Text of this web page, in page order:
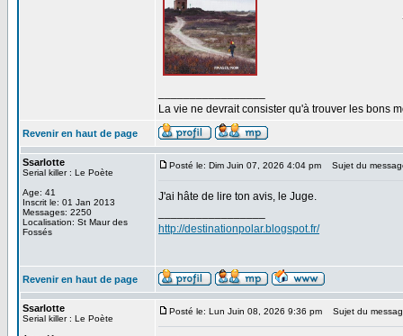
La vie ne devrait consister qu'à trouver les bons
Revenir en haut de page
Ssarlotte
Serial killer : Le Poète
Age: 41
Inscrit le: 01 Jan 2013
Messages: 2250
Localisation: St Maur des
Fossés
Posté le: Dim Juin 07, 2026 4:04 pm Sujet du
J'ai hâte de lire ton avis, le Juge.
http://destinationpolar.blogspot.fr/
Revenir en haut de page
Ssarlotte
Serial killer : Le Poète
Posté le: Lun Juin 08, 2026 9:36 pm Sujet du